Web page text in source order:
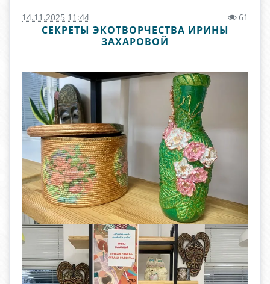
14.11.2025 11:44 61
СЕКРЕТЫ ЭКОТВОРЧЕСТВА ИРИНЫ
ЗАХАРОВОЙ